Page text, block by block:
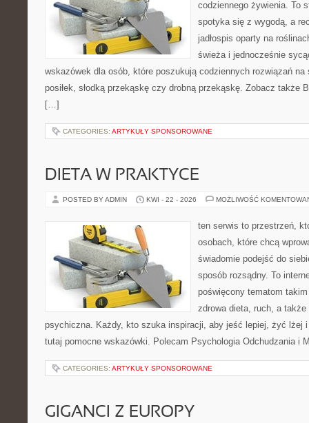
codziennego żywienia. To
spotyka się z wygodą, a
jadłospis oparty na
świeża i jednocześnie
wskazówek dla osób, które poszukują codziennych rozwiązań na
posiłek, słodką przekąskę czy drobną przekąskę. Zobacz także
[…]
CATEGORIES: ARTYKUŁY SPONSOROWANE
DIETA W PRAKTYCE
POSTED BY ADMIN KWI - 22 - 2026 MOŻLIWOŚĆ
ten serwis to przestrzeń,
osobach, które chcą
świadomie podejść do
sposób rozsądny. To
poświęcony tematom
zdrowa dieta, ruch, a
psychiczna. Każdy, kto szuka inspiracji, aby jeść lepiej, żyć lżej
tutaj pomocne wskazówki. Polecam Psychologia Odchudzania i
CATEGORIES: ARTYKUŁY SPONSOROWANE
GIGANCI Z EUROPY